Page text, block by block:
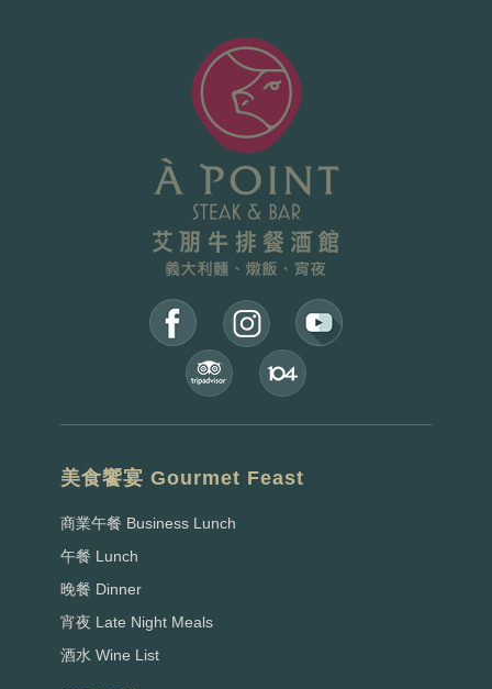
美食饗宴 Gourmet Feast
商業午餐 Business Lunch
午餐 Lunch
晚餐 Dinner
宵夜 Late Night Meals
酒水 Wine List